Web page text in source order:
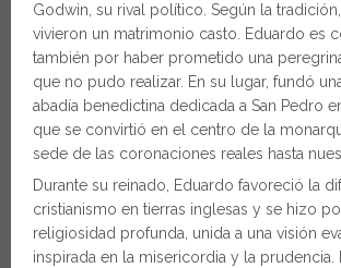
Godwin, su rival político. Según la
vivieron un matrimonio casto. Eduardo es
también por haber prometido una
que no pudo realizar. En su lugar, fundó
abadía benedictina dedicada a San Pedro
que se convirtió en el centro de la
sede de las coronaciones reales hasta
Durante su reinado, Eduardo favoreció la
cristianismo en tierras inglesas y se hizo
religiosidad profunda, unida a una visión
inspirada en la misericordia y la prudencia.